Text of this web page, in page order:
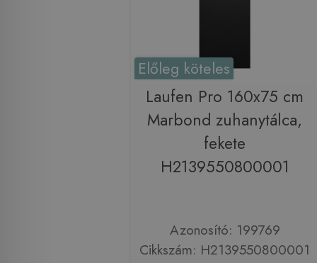
Előleg köteles
Laufen Pro 160x75 cm
Marbond zuhanytálca,
fekete
H2139550800001
Azonosító: 199769
Cikkszám: H2139550800001